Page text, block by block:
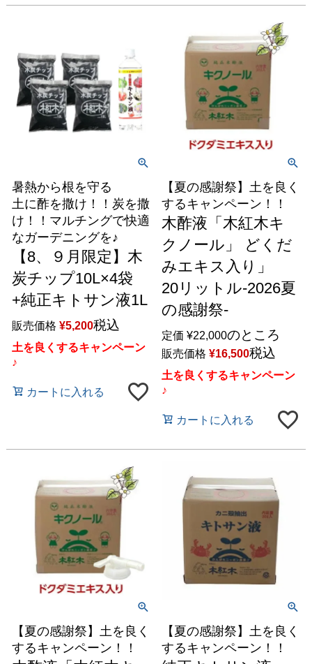
暑熱から根を守る
土に酢を撒け！！炭を撒
け！！マルチングで快適
なガーデニングを♪
【8、９月限定】木
炭チップ10L×4袋
+純正キトサン液1L
販売価格 ¥5,200税込
土を良くするキャンペーン
♪
カートに入れる
【夏の感謝祭】土を良く
するキャンペーン！！
木酢液「木紅木キ
クノール」 どくだ
みエキス入り」
20リットル-2026夏
の感謝祭-
定価 ¥22,000のところ
販売価格 ¥16,500税込
土を良くするキャンペーン
♪
カートに入れる
【夏の感謝祭】土を良く
するキャンペーン！！
【夏の感謝祭】土を良く
するキャンペーン！！